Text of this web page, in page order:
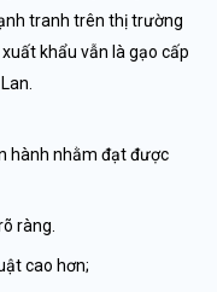
tranh trên thị trường
khẩu vẫn là gạo cấp
hành nhằm đạt được
ràng.
cao hơn;